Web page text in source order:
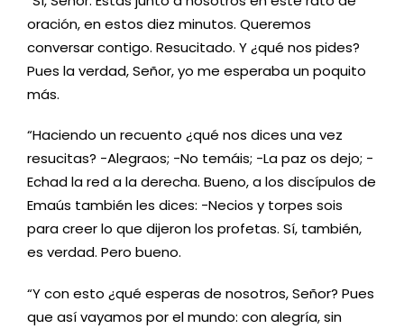
oración, en estos diez minutos. Queremos
conversar contigo. Resucitado. Y ¿qué nos pides?
Pues la verdad, Señor, yo me esperaba un poquito
más.
“Haciendo un recuento ¿qué nos dices una vez
resucitas? -Alegraos; -No temáis; -La paz os dejo; -
Echad la red a la derecha. Bueno, a los discípulos de
Emaús también les dices: -Necios y torpes sois
para creer lo que dijeron los profetas. Sí, también,
es verdad. Pero bueno.
“Y con esto ¿qué esperas de nosotros, Señor? Pues
que así vayamos por el mundo: con alegría, sin